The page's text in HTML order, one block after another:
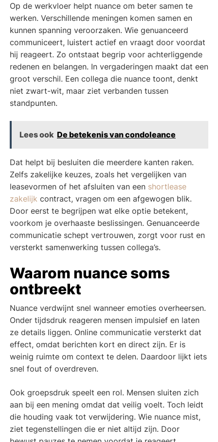
Op de werkvloer helpt nuance om beter samen te
werken. Verschillende meningen komen samen en
kunnen spanning veroorzaken. Wie genuanceerd
communiceert, luistert actief en vraagt door voordat
hij reageert. Zo ontstaat begrip voor achterliggende
redenen en belangen. In vergaderingen maakt dat een
groot verschil. Een collega die nuance toont, denkt
niet zwart-wit, maar ziet verbanden tussen
standpunten.
Lees ook De betekenis van condoleance
Dat helpt bij besluiten die meerdere kanten raken.
Zelfs zakelijke keuzes, zoals het vergelijken van
leasevormen of het afsluiten van een shortlease
zakelijk contract, vragen om een afgewogen blik.
Door eerst te begrijpen wat elke optie betekent,
voorkom je overhaaste beslissingen. Genuanceerde
communicatie schept vertrouwen, zorgt voor rust en
versterkt samenwerking tussen collega’s.
Waarom nuance soms
ontbreekt
Nuance verdwijnt snel wanneer emoties overheersen.
Onder tijdsdruk reageren mensen impulsief en laten
ze details liggen. Online communicatie versterkt dat
effect, omdat berichten kort en direct zijn. Er is
weinig ruimte om context te delen. Daardoor lijkt iets
snel fout of overdreven.
Ook groepsdruk speelt een rol. Mensen sluiten zich
aan bij een mening omdat dat veilig voelt. Toch leidt
die houding vaak tot verwijdering. Wie nuance mist,
ziet tegenstellingen die er niet altijd zijn. Door